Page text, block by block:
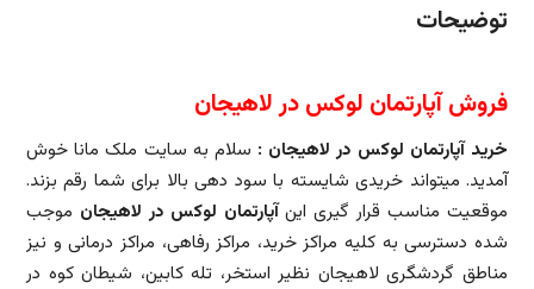
توضیحات
فروش آپارتمان لوکس در لاهیجان
خرید آپارتمان لوکس در لاهیجان : سلام به سایت ملک مانا خوش
آمدید. میتواند خریدی شایسته با سود دهی بالا برای شما رقم بزند.
موقعیت مناسب قرار گیری اینآپارتمان لوکس در لاهیجان موجب
شده دسترسی به کلیه مراکز خرید، مراکز رفاهی، مراکز درمانی و نیز
مناطق گردشگری لاهیجان نظیر استخر، تله کابین، شیطان کوه در